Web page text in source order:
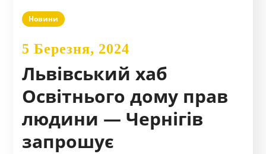
Новини
5 Березня, 2024
Львівський хаб
Освітнього дому прав
людини — Чернігів
запрошує